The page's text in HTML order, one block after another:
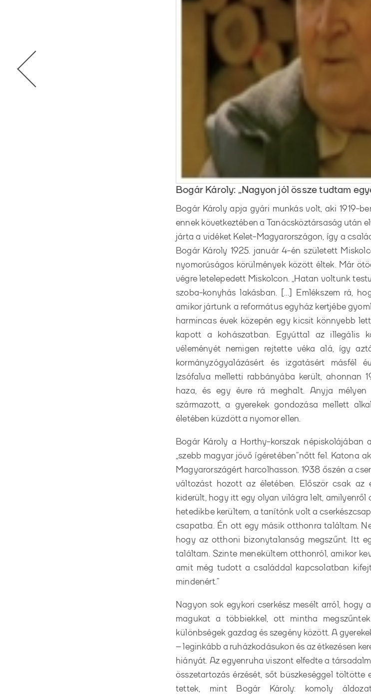
Bogár Károly: „Nagyon jól össze tudtam
Bogár Károly apja gyári munkás volt, aki 1919-
ennek következtében a Tanácsköztársaság után
járta a vidéket Kelet-Magyarországon, így a
Bogár Károly 1925. január 4-én született
nyomorúságos körülmények között éltek. Már
végre letelepedett Miskolcon. „Hatan voltunk
szoba-konyhás lakásban. […] Emlékszem rá,
amikor jártunk a református egyház kertjébe
harmincas évek közepén egy kicsit könnyebb
kapott a kohászatban. Egyúttal az illegális
véleményét nemigen rejtette véka alá, így
kormányzógyalázásért és izgatásért másfél
Izsófalva melletti rabbányába került, ahonnan
haza, és egy évre rá meghalt. Anyja mélyen
származott, a gyerekek gondozása mellett
életében küzdött a nyomor ellen.
Bogár Károly a Horthy-korszak népiskolájában
„szebb magyar jövő ígéretében”nőtt fel. Katona
Magyarországért harcolhasson. 1938 őszén a
változást hozott az életében. Először csak az
kiderült, hogy itt egy olyan világra lelt, amilyenről
hetedikbe kerültem, a tanítónk volt a
csapatba. Én ott egy másik otthonra találtam.
hogy az otthoni bizonytalanság megszűnt. Itt
találtam. Szinte menekültem otthonról, amikor
amit még tudott a családdal kapcsolatban
mindenért.”
Nagyon sok egykori cserkész mesélt arról, hogy
magukat a többiekkel, ott mintha
különbségek gazdag és szegény között. A
– leginkább a ruházkodásukon és az étkezésen
hiányát. Az egyenruha viszont elfedte a
összetartozás érzését, sőt büszkeséggel
tettek, mint Bogár Károly: komoly